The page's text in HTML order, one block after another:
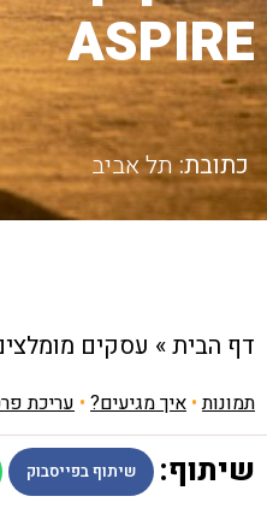
ASPIRE
כתובת:תל אביב
דף הבית» עסקים
תמונות• איך מגיעים? • עריכת
שיתוף: שיתוף בפייסבוק